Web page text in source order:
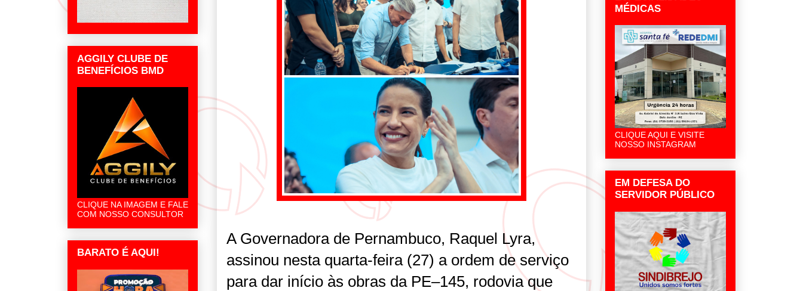
A Governadora de Pernambuco, Raquel Lyra,
assinou nesta quarta-feira (27) a ordem de serviço
para dar início às obras da PE–145, rodovia que
AGGILY CLUBE DE
BENEFÍCIOS BMD
CLIQUE NA IMAGEM E FALE
COM NOSSO CONSULTOR
BARATO É AQUI!
MÉDICAS
CLIQUE AQUI E VISITE
NOSSO INSTAGRAM
EM DEFESA DO
SERVIDOR PÚBLICO